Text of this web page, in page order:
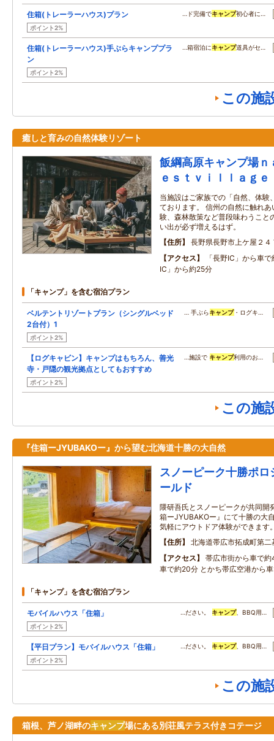
住箱(トレーラーハウス)プラン
ポイント2%
…ド完備でキャンプ初心者に…
住箱(トレーラーハウス)手ぶらキャンププラ
ン
ポイント2%
…箱宿泊にキャンプ道具がセ…
この施
癒しと育みの自然体験リゾート
飯綱高原キャンプ場ｎ
ｅｓｔｖｉｌｌａｇｅ
当施設はご家族での「自然、体験
ております。 信州の自然に触れ
験、森林散策など普段味わうこと
い出が必ず増えるはず。
住所
長野県長野市上ケ屋２４
アクセス
「長野IC」から車
IC」から約25分
「キャンプ」を含む宿泊プラン
ベルテントリゾートプラン（シングルベッド
2台付）1
ポイント2%
… 手ぶらキャンプ・ログキ…
【ログキャビン】キャンプはもちろん、善光
寺・戸隠の観光拠点としてもおすすめ
ポイント2%
…施設で キャンプ利用のお…
この施
『住箱ーJYUBAKOー』から望む北海道十勝の大自然
スノーピーク十勝ポ
ールド
隈研吾氏とスノーピークが共同開
箱ーJYUBAKOー』にて十勝の大
気軽にアウトドア体験ができます
住所
北海道帯広市拓成町第二
アクセス
帯広市街から車で
車で約20分 とかち帯広空港から
「キャンプ」を含む宿泊プラン
モバイルハウス「住箱」
ポイント2%
…ださい。 キャンプ、BBQ用…
【平日プラン】モバイルハウス「住箱」
ポイント2%
…ださい。 キャンプ、BBQ用…
この施
箱根、芦ノ湖畔のキャンプ場にある別荘風テラス付きコテージ